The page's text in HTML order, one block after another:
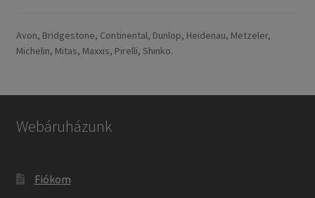
Avon, Bridgestone, Continental, Dunlop, Heidenau, Metzeler,
Michelin, Mitas, Maxxis, Pirelli, Shinko.
Webáruházunk
Fiókom